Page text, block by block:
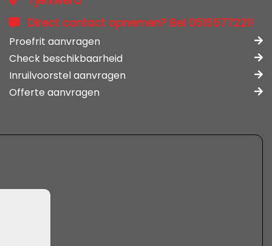
Direct contact opnemen? Bel 0515577221!
Proefrit aanvragen
Check beschikbaarheid
Inruilvoorstel aanvragen
Offerte aanvragen